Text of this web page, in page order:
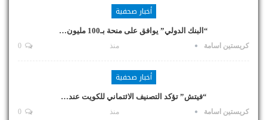
أخبار صحفية
“البنك الدولي” يوافق على منحة بـ100 مليون…
كريستين اسامة منذ
أخبار صحفية
“فيتش” تؤكد التصنيف الائتماني للكويت عند…
كريستين اسامة منذ